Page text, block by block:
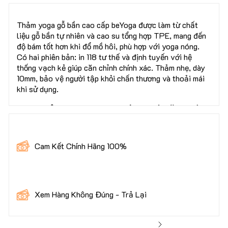
Thảm yoga gỗ bần cao cấp beYoga được làm từ chất
liệu gỗ bần tự nhiên và cao su tổng hợp TPE, mang đến
độ bám tốt hơn khi đổ mồ hôi, phù hợp với yoga nóng.
Có hai phiên bản: in 118 tư thế và định tuyến với hệ
thống vạch kẻ giúp căn chỉnh chính xác. Thảm nhẹ, dày
10mm, bảo vệ người tập khỏi chấn thương và thoải mái
khi sử dụng.
Mua 1 Thảm yoga beYoga - Nhận 5 Quà Tặng Giá
🎁x1 Vitamin Tổng Hợp 100 Viên 190k
Cam Kết Chính Hãng 100%
Xem Hàng Không Đúng - Trả Lại